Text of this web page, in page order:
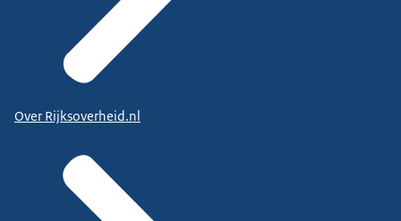
Over Rijksoverheid.nl